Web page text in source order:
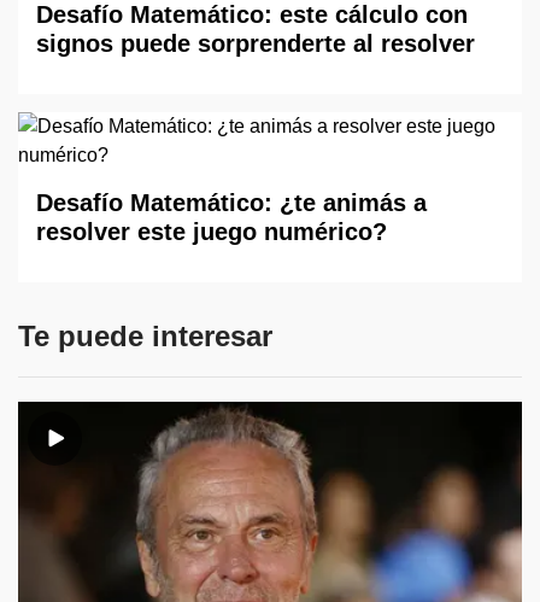
Desafío Matemático: este cálculo con
signos puede sorprenderte al resolver
Desafío Matemático: ¿te animás a
resolver este juego numérico?
Te puede interesar